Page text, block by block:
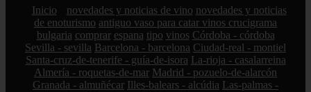
Inicio novedades y noticias de vino novedades y noticias
de enoturismo antiguo vaso para catar vinos crucigrama
bulgaria comprar espana tipo vinos Córdoba - córdoba
Sevilla - sevilla Barcelona - barcelona Ciudad-real - montiel
Santa-cruz-de-tenerife - guía-de-isora La-rioja - casalarreina
Almería - roquetas-de-mar Madrid - pozuelo-de-alarcón
Granada - almuñécar Illes-balears - alcúdia Las-palmas -